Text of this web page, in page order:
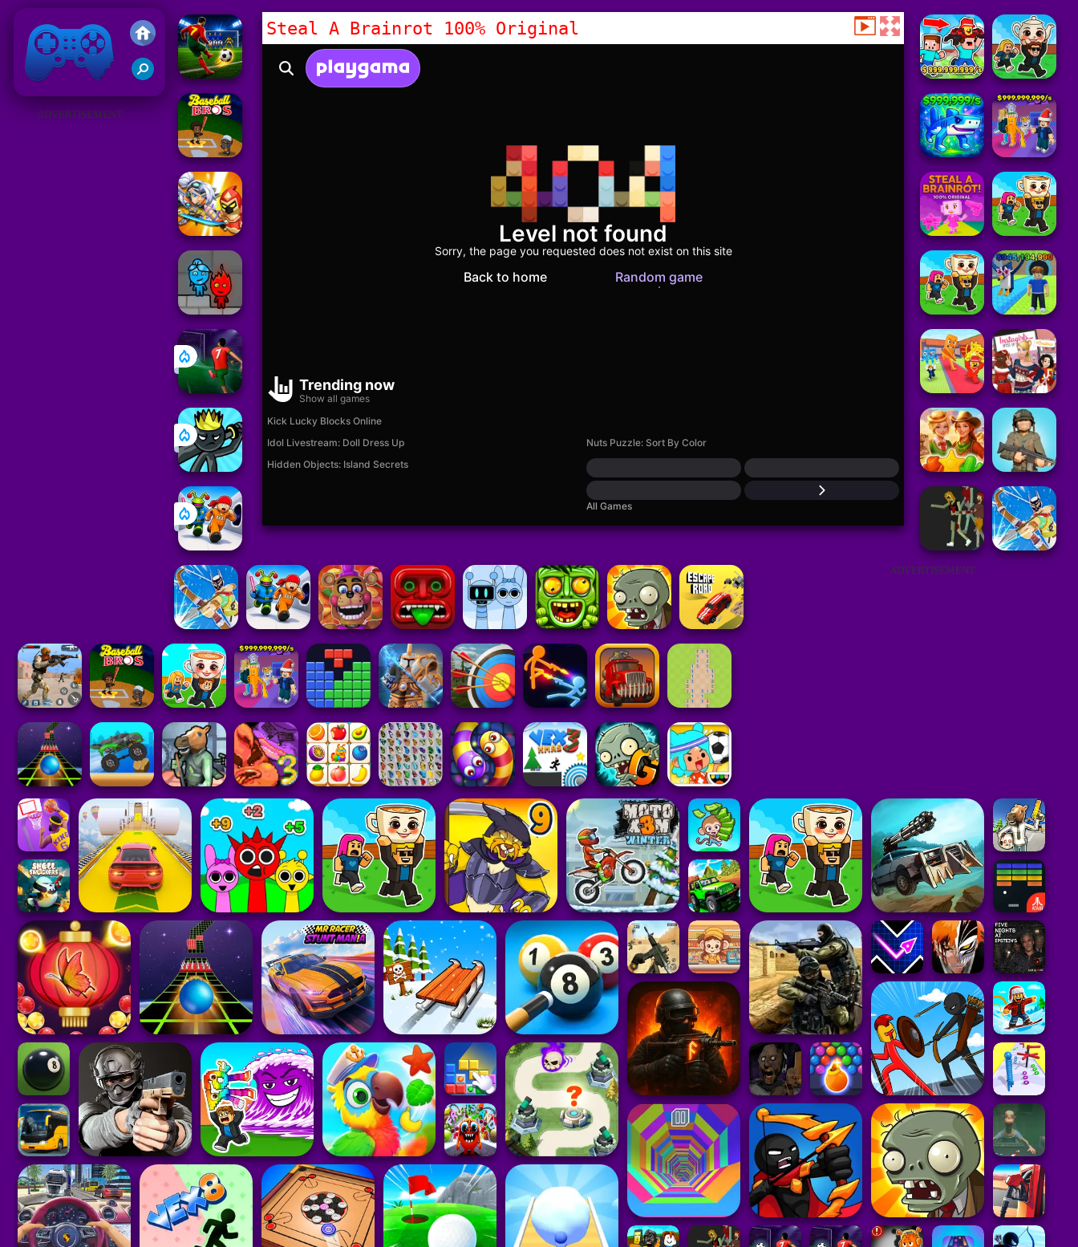
Juegos Friv 2019
ADVERTISEMENT
Steal A Brainrot 100% Original
ADVERTISEMENT